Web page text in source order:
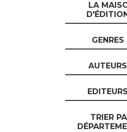
LA
GENRES
AUTEURS
EDITEURS
TRIER